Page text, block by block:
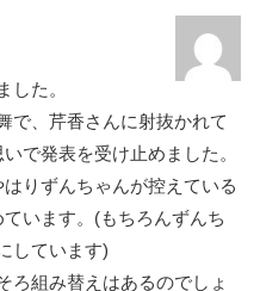
した。
で、芹香さんに射抜かれて
で発表を受け止めました。
りずんちゃんが控えている
います。(もちろんずんち
しています)
ろ組み替えはあるのでしょ